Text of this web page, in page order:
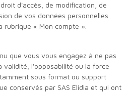
d'accès, de modification, de
de vos données personnelles.
rubrique « Mon compte ».
que vous vous engagez à ne pas
validité, l'opposabilité ou la force
sous format ou support
conservés par SAS Elidia et qui ont